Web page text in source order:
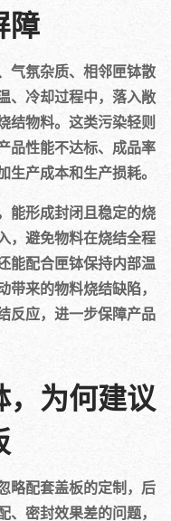
障
气氛杂质、相邻匣钵散
、冷却过程中，落入敞
结物料。这类污染轻则
品性能不达标、成品率
产成本和生产损耗。
能形成封闭且稳定的烧
，避免物料在烧结全程
能配合匣钵保持内部温
来的物料烧结缺陷，
反应，进一步保障产品
，为何建议
略配套盖板的定制，后
密封效果差的问题，